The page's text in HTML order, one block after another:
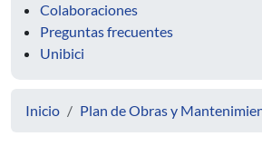
Colaboraciones
Preguntas frecuentes
Unibici
Inicio Plan de Obras y